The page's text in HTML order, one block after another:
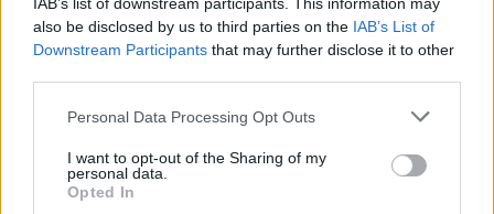
also be disclosed by us to third parties on the IAB’s List of
Downstream Participants that may further disclose it to other
Please note that this website/app uses one or more Google
not limited to your visit or usage behaviour. You may click to
grant or deny consent to Google and its third-party tags to
use your data for below specified purposes in below Google
Personal Data Processing Opt Outs
I want to opt-out of the Sharing of my
personal data.
Opted In
mondja bárki, hogy
hazánkban nem
érdemes futballistának
lenni. Dehogynem
ennek csak töredéke lehet. Mindenki álljon focistának? Egy év
alatt 82 millió eurót, vagyis 29 milliárd forintot költöttek